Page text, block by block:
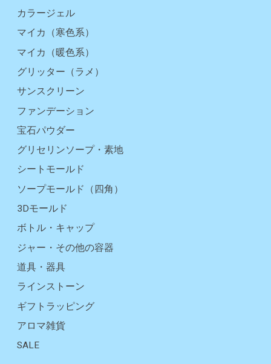
カラージェル
マイカ（寒色系）
マイカ（暖色系）
グリッター（ラメ）
サンスクリーン
ファンデーション
宝石パウダー
グリセリンソープ・素地
シートモールド
ソープモールド（四角）
3Dモールド
ボトル・キャップ
ジャー・その他の容器
道具・器具
ラインストーン
ギフトラッピング
アロマ雑貨
SALE